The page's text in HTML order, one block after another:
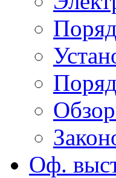
Оф.